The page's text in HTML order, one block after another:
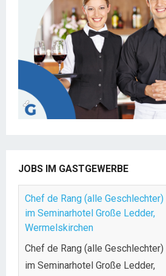
JOBS IM GASTGEWERBE
Chef de Rang (alle Geschlechter)
im Seminarhotel Große Ledder,
Wermelskirchen
Chef de Rang (alle Geschlechter)
im Seminarhotel Große Ledder,